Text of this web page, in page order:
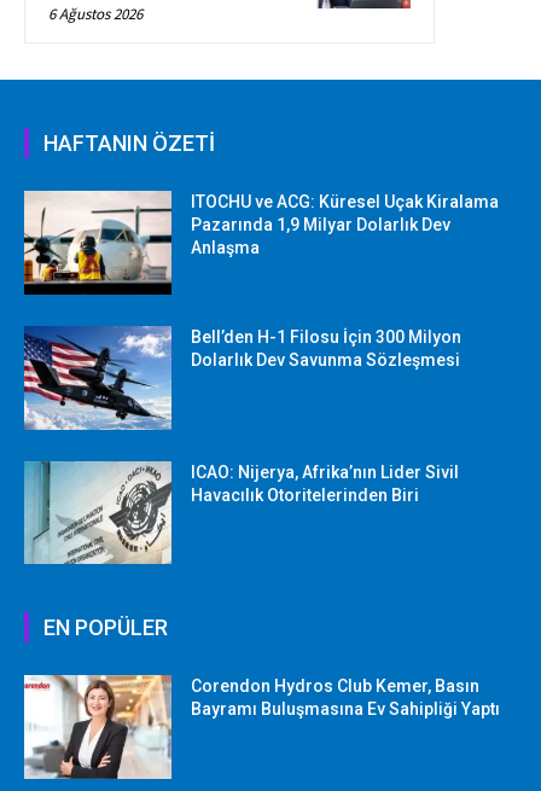
6 Ağustos 2026
HAFTANIN ÖZETİ
ITOCHU ve ACG: Küresel Uçak Kiralama
Pazarında 1,9 Milyar Dolarlık Dev
Anlaşma
Bell’den H-1 Filosu İçin 300 Milyon
Dolarlık Dev Savunma Sözleşmesi
ICAO: Nijerya, Afrika’nın Lider Sivil
Havacılık Otoritelerinden Biri
EN POPÜLER
Corendon Hydros Club Kemer, Basın
Bayramı Buluşmasına Ev Sahipliği Yaptı